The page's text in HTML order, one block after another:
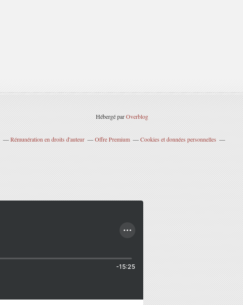
Hébergé parOverblog
Rémunération en droits d'auteur Offre Premium
Cookies et données personnelles
-15:25